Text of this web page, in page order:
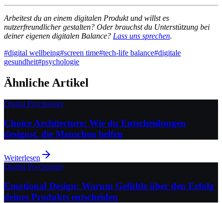
Arbeitest du an einem digitalen Produkt und willst es
nutzerfreundlicher gestalten? Oder brauchst du Unterstützung bei
deiner eigenen digitalen Balance? Lass uns sprechen.
#digital wellbeing#screen time#tech-life balance#digitale
gesundheit#psychologie
Ähnliche Artikel
Digital Psychology
Choice Architecture: Wie du Entscheidungen
designst, die Menschen helfen
Weiterlesen
Digital Psychology
Emotional Design: Warum Gefühle über den Erfolg
deines Produkts entscheiden